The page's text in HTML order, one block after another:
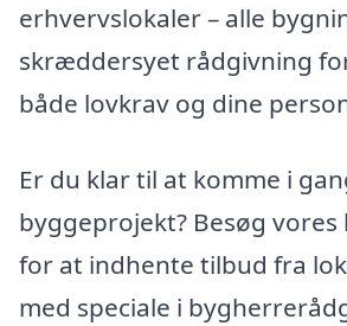
erhvervslokaler – alle
skræddersyet rådgivning
både lovkrav og dine
Er du klar til at komme i
byggeprojekt? Besøg vores
for at indhente tilbud fra
med speciale i